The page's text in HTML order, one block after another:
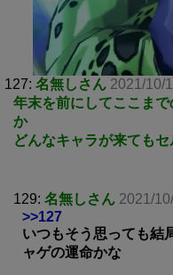
127: 名無しさん 2021/10/
年末を前にしてここま
か
どんなキャラが来ても
129: 名無しさん 2021/
>>127
いつもそう思っても結
ャゲの運命かな